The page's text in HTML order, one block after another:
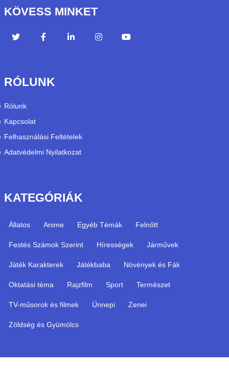
KÖVESS MINKET
RÓLUNK
Rólunk
Kapcsolat
Felhasználási Feltételek
Adatvédelmi Nyilatkozat
KATEGÓRIÁK
Állatos Anime Egyéb Témák Felnőtt
Festés Számok Szerint Hírességek Járművek
Játék Karakterek Játékbaba Növények és Fák
Oktatási téma Rajzfilm Sport Természet
TV-műsorok és filmek Ünnepi Zenei
Zöldség és Gyümölcs